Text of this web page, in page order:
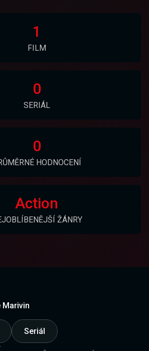
1
FILM
0
SERIÁL
0
HODNOCENÍ
Action
ŽÁNRY
Marivin
Seriál